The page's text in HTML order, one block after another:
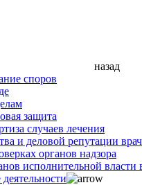
назад
споров
защита
случаев лечения
и деловой репутации
органов надзора
исполнительной власти